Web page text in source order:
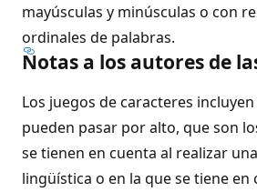
mayúsculas y minúsculas o con
ordinales de palabras.
Notas a los autores de
Los juegos de caracteres
pueden pasar por alto, que son
se tienen en cuenta al realizar
lingüística o en la que se tiene